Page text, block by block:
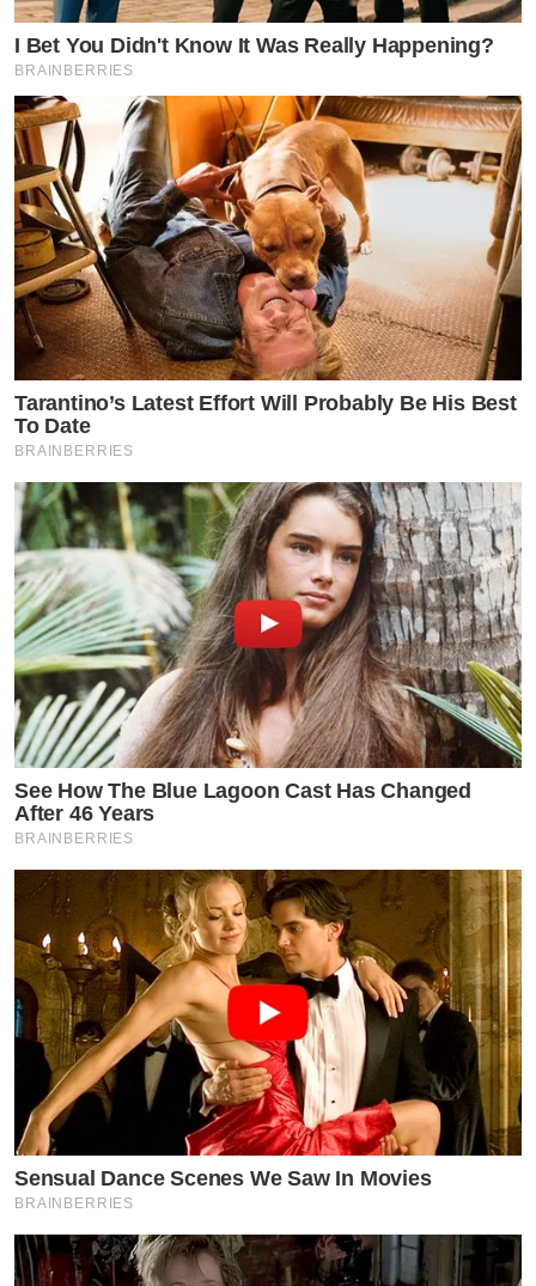
I Bet You Didn't Know It Was Really Happening?
BRAINBERRIES
Tarantino’s Latest Effort Will Probably Be His Best
To Date
BRAINBERRIES
See How The Blue Lagoon Cast Has Changed
After 46 Years
BRAINBERRIES
Sensual Dance Scenes We Saw In Movies
BRAINBERRIES